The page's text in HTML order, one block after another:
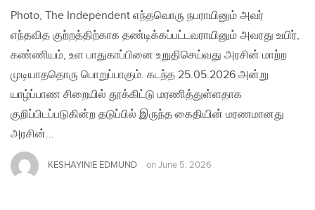
Photo, The Independent எந்தவொரு நபராயினும் அவர்
எந்தவித குற்றத்திற்காக தண்டிக்கப்பட்டவராயினும் அவரது உயிர்,
கண்ணியம், உள பாதுகாப்பினை உறுதிசெய்வது அரசின் மாற்ற
முடியாததொரு பொறுப்பாகும். கடந்த 25.05.2026 அன்று
யாழ்ப்பாண சிறையில் தூக்கிட்டு மரணித்துள்ளதாக
குறிப்பிடப்படுகின்ற தடுப்பில் இருந்த கைதியின் மரணமானது
அரசின்…
KESHAYINIE EDMUND on June 5, 2026